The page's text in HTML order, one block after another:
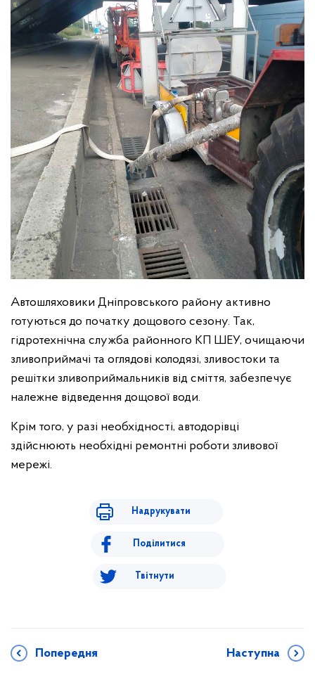
Автошляховики Дніпровського району активно
готуються до початку дощового сезону. Так,
гідротехнічна служба районного КП ШЕУ, очищаючи
зливоприймачі та оглядові колодязі, зливостоки та
решітки зливоприймальників від сміття, забезпечує
належне відведення дощової води.
Крім того, у разі необхідності, автодорівці
здійснюють необхідні ремонтні роботи зливової
мережі.
Надрукувати
Поділитися
Твітнути
Попередня Наступна